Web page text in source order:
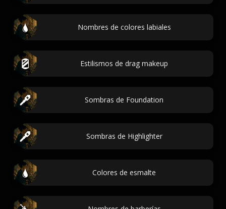
Nombres de colores labiales
Estilismos de drag makeup
Sombras de Foundation
Sombras de Highlighter
Colores de esmalte